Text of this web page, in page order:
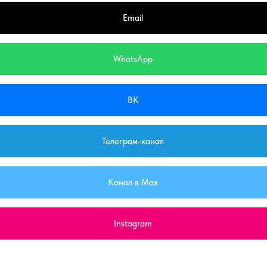
Email
WhatsApp
ВК
Телеграм-канал
Канал в Max
Instagram